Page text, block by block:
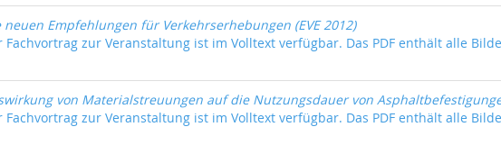
neuen Empfehlungen für Verkehrserhebungen (EVE 2012)
Fachvortrag zur Veranstaltung ist im Volltext verfügbar. Das PDF enthält alle
von Materialstreuungen auf die Nutzungsdauer von
Fachvortrag zur Veranstaltung ist im Volltext verfügbar. Das PDF enthält alle